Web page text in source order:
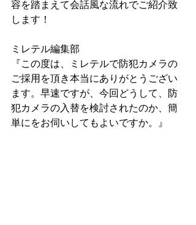
容を踏まえて会話風な流れでご紹介致
します！
ミレテル編集部
『この度は、ミレテルで防犯カメラの
ご採用を頂き本当にありがとうござい
ます。早速ですが、今回どうして、防
犯カメラの入替を検討されたのか、簡
単にをお伺いしてもよいですか。』